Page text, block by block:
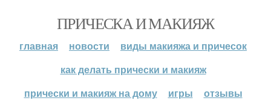
ПРИЧЕСКА И МАКИЯЖ
главная новости
виды макияжа и причесок
как делать прически и макияж
прически и макияж на дому
игры отзывы